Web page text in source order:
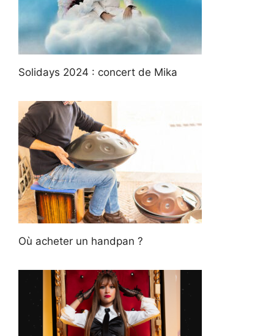
Solidays 2024 : concert de Mika
Où acheter un handpan ?